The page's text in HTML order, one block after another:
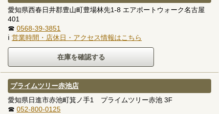
愛知県西春日井郡豊山町豊場林先1-8 エアポートウォーク名古屋
401
☎ 0568-39-3851
ℹ 営業時間・店休日・アクセス情報はこちら
プライムツリー赤池店
愛知県日進市赤池町箕ノ手1 プライムツリー赤池 3F
☎ 052-800-0125